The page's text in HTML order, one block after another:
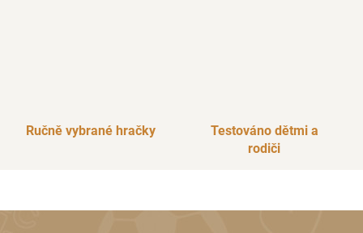
Ručně vybrané hračky
Testováno dětmi a
rodiči